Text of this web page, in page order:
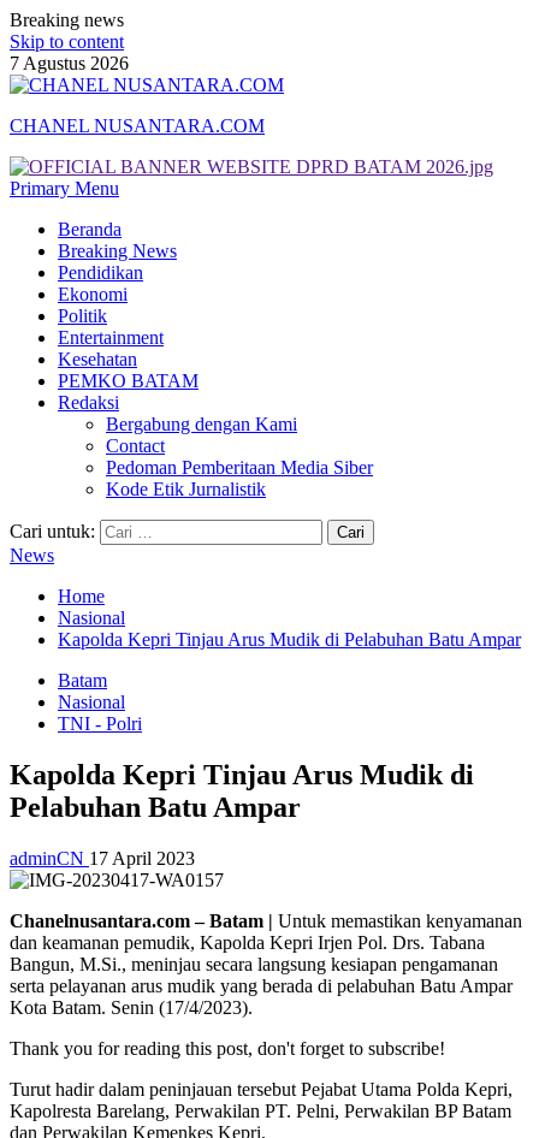
Breaking news
Skip to content
7 Agustus 2026
CHANEL NUSANTARA.COM
Primary Menu
Beranda
Breaking News
Pendidikan
Ekonomi
Politik
Entertainment
Kesehatan
PEMKO BATAM
Redaksi
Bergabung dengan Kami
Contact
Pedoman Pemberitaan Media Siber
Kode Etik Jurnalistik
Cari untuk:
News
Home
Nasional
Kapolda Kepri Tinjau Arus Mudik di Pelabuhan Batu Ampar
Batam
Nasional
TNI - Polri
Kapolda Kepri Tinjau Arus Mudik di
Pelabuhan Batu Ampar
adminCN 17 April 2023
Chanelnusantara.com – Batam | Untuk memastikan kenyamanan
dan keamanan pemudik, Kapolda Kepri Irjen Pol. Drs. Tabana
Bangun, M.Si., meninjau secara langsung kesiapan pengamanan
serta pelayanan arus mudik yang berada di pelabuhan Batu Ampar
Kota Batam. Senin (17/4/2023).
Thank you for reading this post, don't forget to subscribe!
Turut hadir dalam peninjauan tersebut Pejabat Utama Polda Kepri,
Kapolresta Barelang, Perwakilan PT. Pelni, Perwakilan BP Batam
dan Perwakilan Kemenkes Kepri.